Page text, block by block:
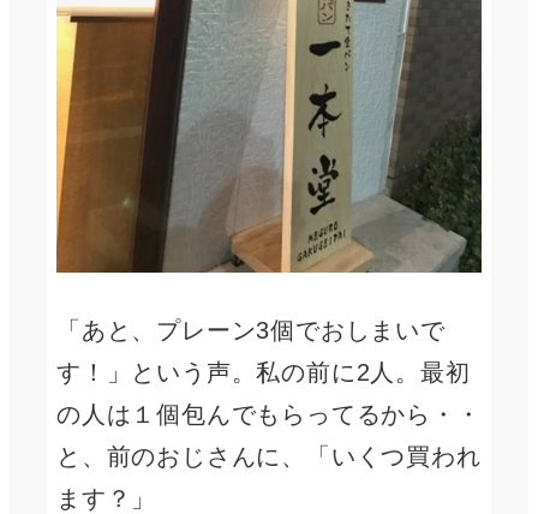
「あと、プレーン3個でおしまいで
す！」という声。私の前に2人。最初
の人は１個包んでもらってるから・・
と、前のおじさんに、「いくつ買われ
ます？」